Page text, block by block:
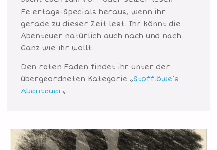
Feiertags-Specials heraus, wenn ihr
gerade zu dieser Zeit lest. Ihr könnt die
Abenteuer natürlich auch nach und nach.
Ganz wie ihr wollt.
Den roten Faden findet ihr unter der
übergeordneten Kategorie „Stofflöwe’s
Abenteuer„.